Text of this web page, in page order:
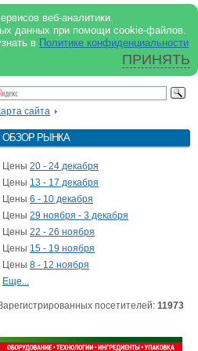
веб-аналитики.
данных при помощи cookie-файлов.
в Политике конфиденциальности
ПРИНЯТЬ
support@milkbranch.ru
О портале
Реклама в журнале
сайта
ОБЗОР РЫНКА
Цены 20 - 24 декабря
Цены 13 - 17 декабря
Цены 6 - 10 декабря
Цены 29 ноября - 3 декабря
Цены 22 - 26 ноября
Цены 15 - 19 ноября
Цены 8 - 12 ноября
Еще...
посетителей: 11973